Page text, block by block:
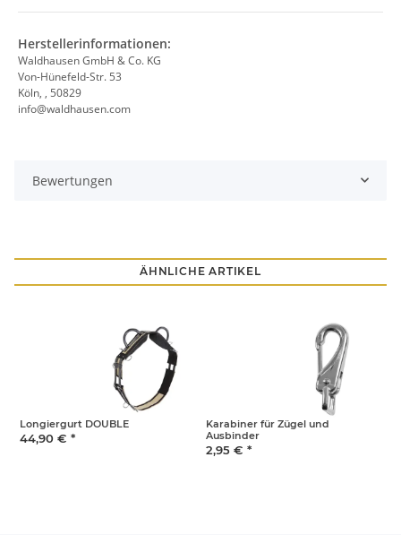
Herstellerinformationen:
Waldhausen GmbH & Co. KG
Von-Hünefeld-Str. 53
Köln, , 50829
info@waldhausen.com
Bewertungen
ÄHNLICHE ARTIKEL
Longiergurt DOUBLE
44,90 € *
Karabiner für Zügel und
Ausbinder
2,95 € *